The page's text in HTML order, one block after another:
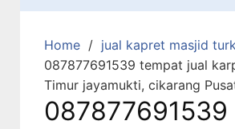
Home
jual kapret masjid
087877691539 tempat jual
Timur jayamukti, cikarang